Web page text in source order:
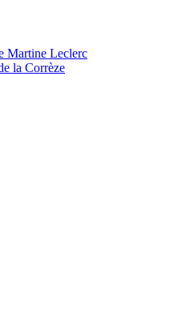
Martine Leclerc
la Corrèze